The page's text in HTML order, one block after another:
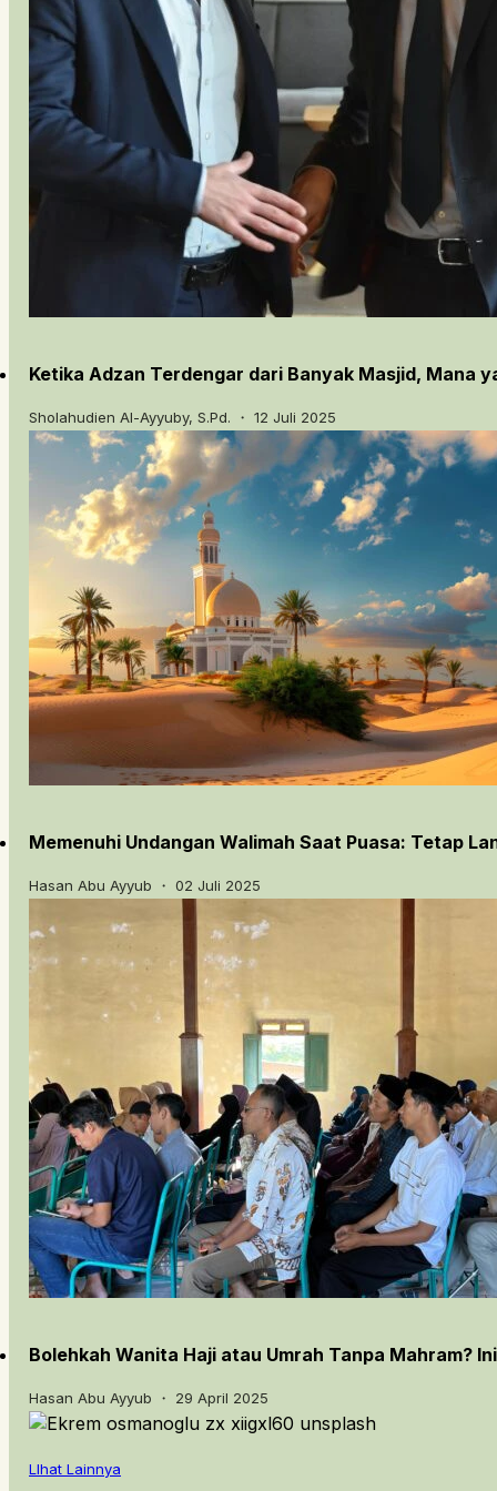
Ketika Adzan Terdengar dari Banyak Masjid, Mana
Sholahudien Al-Ayyuby, S.Pd. ・ 12 Juli 2025
Memenuhi Undangan Walimah Saat Puasa: Tetap
Hasan Abu Ayyub ・ 02 Juli 2025
Bolehkah Wanita Haji atau Umrah Tanpa Mahram?
Hasan Abu Ayyub ・ 29 April 2025
LIhat Lainnya